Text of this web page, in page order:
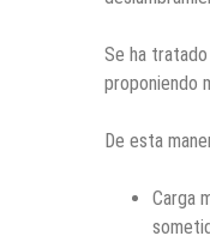
Se ha
proponiendo
De esta
Carga